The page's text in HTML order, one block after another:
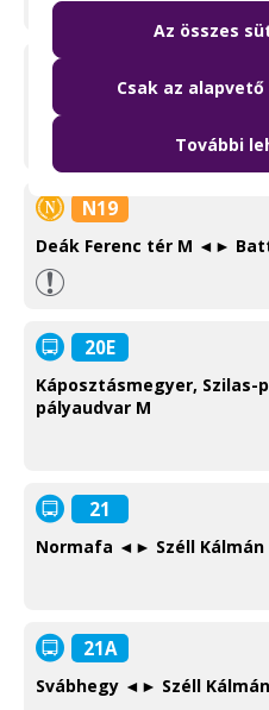
Kelenföld vasútállomás
Information
N19
Deák Ferenc tér M ◄►
20E
Káposztásmegyer,
pályaudvar M
21
Normafa ◄► Széll Kálmán
21A
Svábhegy ◄► Széll
Az összes
Csak az
További